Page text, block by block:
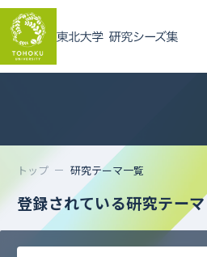
トップ 研究テーマ一覧
登録されている研究テーマ